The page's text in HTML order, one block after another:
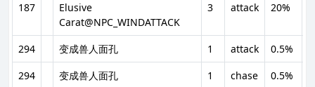
187
Elusive
Carat@NPC_WINDATTACK
3 attack 20%
294 变成兽人面孔 1 attack 0.5%
294
变成兽人面孔 1 chase 0.5%